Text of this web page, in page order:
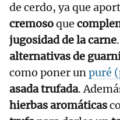
de cerdo, ya que
cremosoque
jugosidad de la carne
alternativas de
como poner unpuré
asada trufada.
hierbas aromáticas